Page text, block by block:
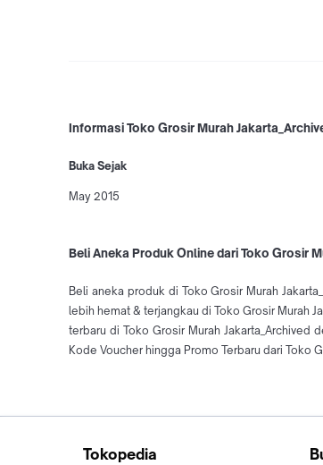
Informasi Toko Grosir Murah
Buka Sejak
May 2015
Beli Aneka Produk Online dari Toko Grosir
Beli aneka produk di Toko Grosir Murah
lebih hemat & terjangkau di Toko Grosir Murah
terbaru di Toko Grosir Murah Jakarta_Archived
Kode Voucher hingga Promo Terbaru dari Toko
Tokopedia